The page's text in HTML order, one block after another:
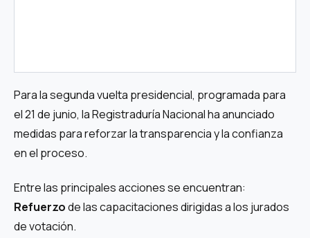
Para la segunda vuelta presidencial, programada para
el 21 de junio, la Registraduría Nacional ha anunciado
medidas para reforzar la transparencia y la confianza
en el proceso.
Entre las principales acciones se encuentran:
Refuerzode las capacitaciones dirigidas a los jurados
de votación.